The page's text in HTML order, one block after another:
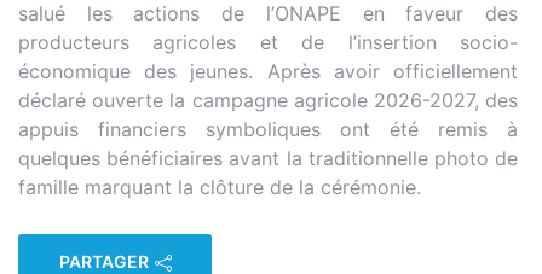
salué les actions de l’ONAPE en faveur des
producteurs agricoles et de l’insertion socio-
économique des jeunes. Après avoir officiellement
déclaré ouverte la campagne agricole 2026-2027, des
appuis financiers symboliques ont été remis à
quelques bénéficiaires avant la traditionnelle photo de
famille marquant la clôture de la cérémonie.
PARTAGER